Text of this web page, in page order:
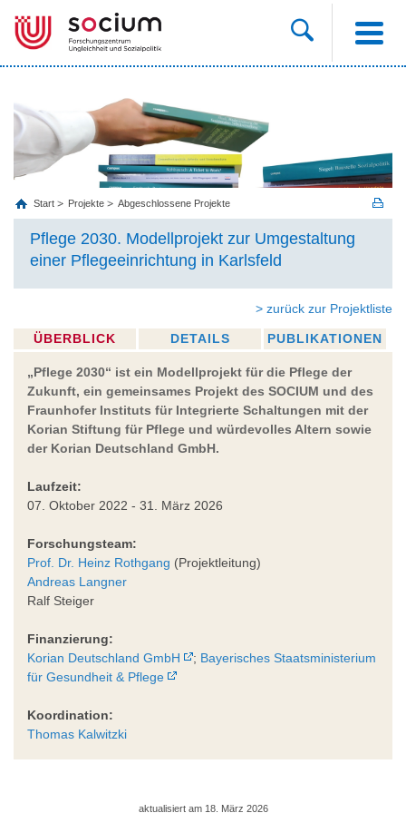
Start Projekte Abgeschlossene Projekte
Pflege 2030. Modellprojekt zur Umgestaltung
einer Pflegeeinrichtung in Karlsfeld
> zurück zur Projektliste
ÜBERBLICK DETAILS PUBLIKATIONEN
„Pflege 2030“ ist ein Modellprojekt für die Pflege der
Zukunft, ein gemeinsames Projekt des SOCIUM und des
Fraunhofer Instituts für Integrierte Schaltungen mit der
Korian Stiftung für Pflege und würdevolles Altern sowie
der Korian Deutschland GmbH.
Laufzeit:
07. Oktober 2022 - 31. März 2026
Forschungsteam:
Prof. Dr. Heinz Rothgang (Projektleitung)
Andreas Langner
Ralf Steiger
Finanzierung:
Korian Deutschland GmbH
; Bayerisches Staatsministerium
für Gesundheit & Pflege
Koordination:
Thomas Kalwitzki
aktualisiert am 18. März 2026